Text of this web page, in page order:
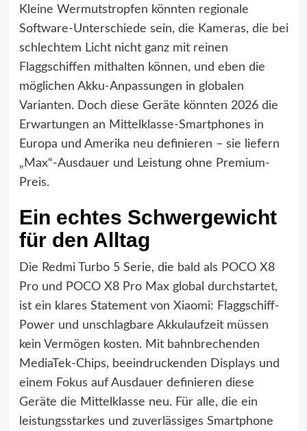
Kleine Wermutstropfen könnten regionale
Software-Unterschiede sein, die Kameras, die bei
schlechtem Licht nicht ganz mit reinen
Flaggschiffen mithalten können, und eben die
möglichen Akku-Anpassungen in globalen
Varianten. Doch diese Geräte könnten 2026 die
Erwartungen an Mittelklasse-Smartphones in
Europa und Amerika neu definieren – sie liefern
„Max“-Ausdauer und Leistung ohne Premium-
Preis.
Ein echtes Schwergewicht
für den Alltag
Die Redmi Turbo 5 Serie, die bald als POCO X8
Pro und POCO X8 Pro Max global durchstartet,
ist ein klares Statement von Xiaomi: Flaggschiff-
Power und unschlagbare Akkulaufzeit müssen
kein Vermögen kosten. Mit bahnbrechenden
MediaTek-Chips, beeindruckenden Displays und
einem Fokus auf Ausdauer definieren diese
Geräte die Mittelklasse neu. Für alle, die ein
leistungsstarkes und zuverlässiges Smartphone